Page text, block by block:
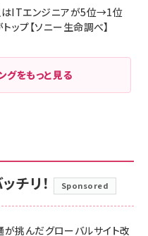
はITエンジニアが5位→1位
ップ【ソニー生命調べ】
グをもっと見る
チリ！ Sponsored
挑んだグローバルサイト改